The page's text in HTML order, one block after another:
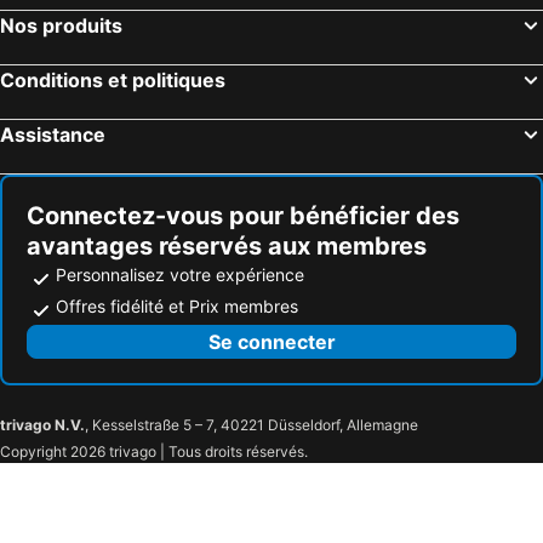
Jardin Del Atlantico
Valence, Valence Hôtels
Benidorm, Valence Hôtels
Torremolinos, Andalousie Hôtels
Nos produits
Conditions et politiques
Assistance
Connectez-vous pour bénéficier des
avantages réservés aux membres
Personnalisez votre expérience
Offres fidélité et Prix membres
Se connecter
trivago N.V., Kesselstraße 5 – 7, 40221 Düsseldorf, Allemagne
Copyright 2026 trivago | Tous droits réservés.